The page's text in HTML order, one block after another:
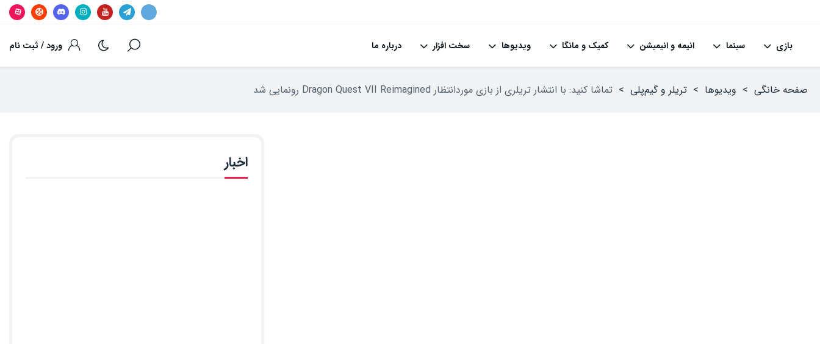
ورود / ثبت نام بازی سینما انیمه و انیمیشن کمیک و مانگا ویدیوها سخت افزار درباره ما
صفحه خانگی > ویدیوها > تریلر و گیم‌پلی > تماشا کنید: با انتشار تریلری از بازی موردانتظار Dragon Quest VII Reimagined رونمایی شد
اخبار